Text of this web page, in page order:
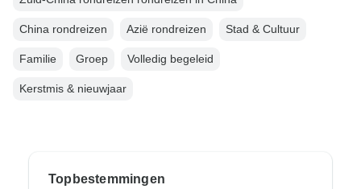
China rondreizen Azië rondreizen Stad & Cultuur
Familie Groep Volledig begeleid
Kerstmis & nieuwjaar
Topbestemmingen